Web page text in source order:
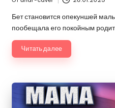
от
Бет становится опекуншей
пообещала его покойным
Читать далее